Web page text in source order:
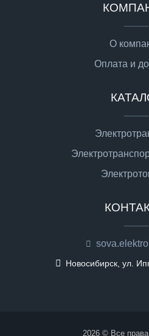
О
Оплата и
Новосибирск, ул.
2026 © Все